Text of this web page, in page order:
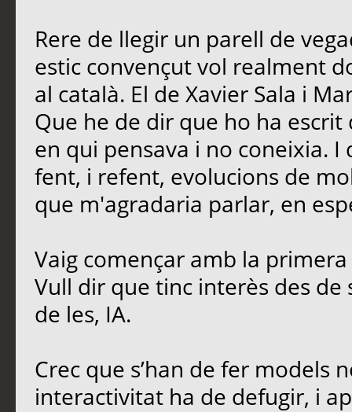
Rere de llegir un parell de
estic convençut vol realment
al català. El de Xavier Sala i
Que he de dir que ho ha
en qui pensava i no coneixia.
fent, i refent, evolucions de
que m'agradaria parlar, en
Vaig començar amb la
Vull dir que tinc interès des
de les, IA.
Crec que s’han de fer models
interactivitat ha de defugir, i